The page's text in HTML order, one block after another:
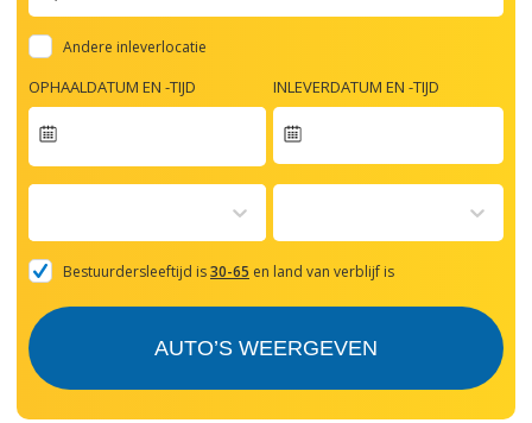
Andere inleverlocatie
OPHAALDATUM EN -TIJD
forward
with
the
and
INLEVERDATUM EN -TIJD
Bestuurdersleeftijd is30-65 en land van verblijf is
AUTO’S WEERGEVEN